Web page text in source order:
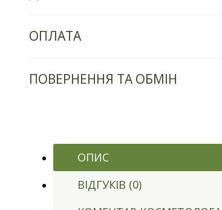
ОПЛАТА
ПОВЕРНЕННЯ ТА ОБМІН
ОПИС
ВІДГУКІВ (0)